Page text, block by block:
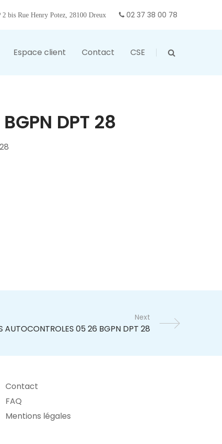
2 bis Rue Henry Potez, 28100 Dreux 02 37 38 00 78
Espace client Contact CSE
DPT 28
Next
Contact
FAQ
Mentions légales